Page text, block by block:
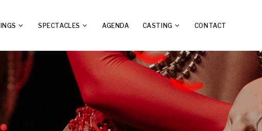
SPECTACLES AGENDA CASTING CONTACT